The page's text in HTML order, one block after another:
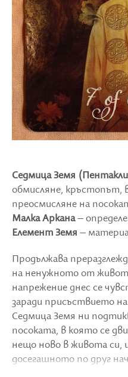
Седмица Земя
обмисляне, кръстопът,
преосмисляне на
Малка Аркана–
Елемент Земя –
Продължава
на ненужното от
напрежение днес се
заради присъствието
Седмица Земя ни
посоката, в която се
нещо ново в живота си,
досегашното по друг